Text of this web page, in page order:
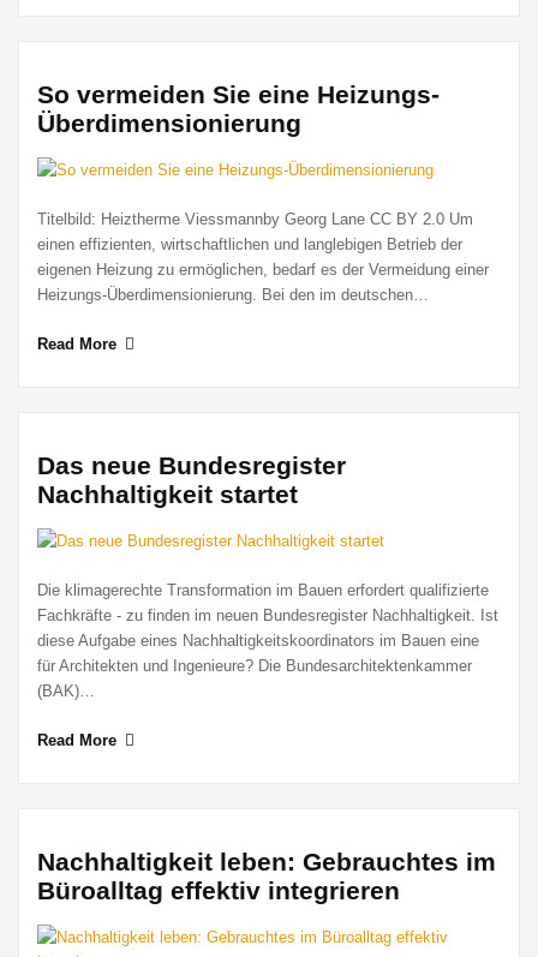
So vermeiden Sie eine Heizungs-
Überdimensionierung
Titelbild: Heiztherme Viessmannby Georg Lane CC BY 2.0 Um
einen effizienten, wirtschaftlichen und langlebigen Betrieb der
eigenen Heizung zu ermöglichen, bedarf es der Vermeidung einer
Heizungs-Überdimensionierung. Bei den im deutschen…
Read More
Das neue Bundesregister
Nachhaltigkeit startet
Die klimage­rech­te Trans­for­ma­ti­on im Bauen erfordert qualifizierte
Fachkräfte - zu finden im neuen Bundesregister Nachhaltigkeit. Ist
diese Aufgabe eines Nachhaltigkeitskoordinators im Bauen eine
für Architekten und Ingenieure? Die Bundesarchitektenkammer
(BAK)…
Read More
Nachhaltigkeit leben: Gebrauchtes im
Büroalltag effektiv integrieren